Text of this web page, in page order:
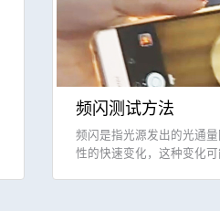
频闪测试方法
频闪是指光源发出的光通
性的快速变化，这种变化